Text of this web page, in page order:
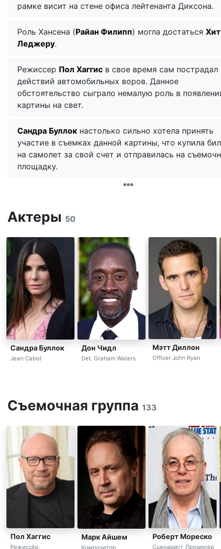
рамке висит на стене офиса лейтенанта Диксона.
Роль Хансена (Райан Филипп) могла достаться
Леджеру.
Режиссер Пол Хаггис в свое время сам пострадал
действий автомобильных воров. Данное
обстоятельство сыграло немалую роль в
картины на свет.
Сандра Буллок настолько сильно хотела принять
участие в съемках данной картины, что купила
на самолет за свой счет и отправилась на
площадку.
Актеры 50
Сандра Буллок
Jean Cabot
Дон Чидл
Det. Graham Waters
Мэтт Диллон
Officer John Ryan
Съемочная группа 133
Пол Хаггис
Режиссёр,
Марк Айшем
Композитор
Роберт Мореско
Сценарист, Продюсер